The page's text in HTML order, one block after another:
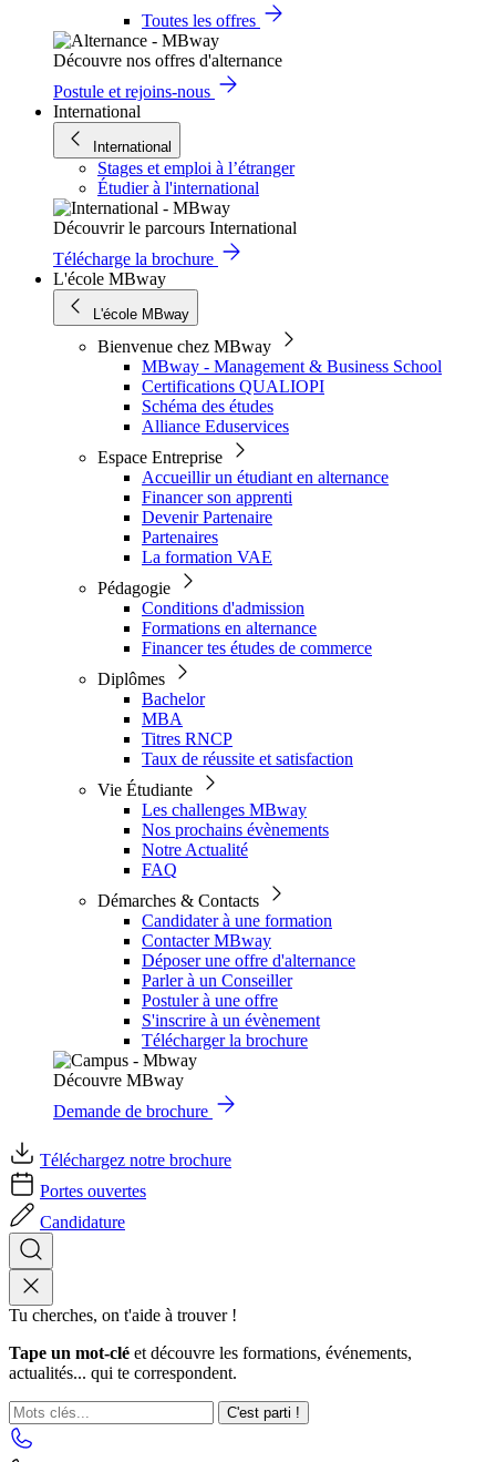
Toutes les offres
Découvre nos offres d'alternance
Postule et rejoins-nous
International
International
Stages et emploi à l’étranger
Étudier à l'international
Découvrir le parcours International
Télécharge la brochure
L'école MBway
L'école MBway
Bienvenue chez MBway
MBway - Management & Business School
Certifications QUALIOPI
Schéma des études
Alliance Eduservices
Espace Entreprise
Accueillir un étudiant en alternance
Financer son apprenti
Devenir Partenaire
Partenaires
La formation VAE
Pédagogie
Conditions d'admission
Formations en alternance
Financer tes études de commerce
Diplômes
Bachelor
MBA
Titres RNCP
Taux de réussite et satisfaction
Vie Étudiante
Les challenges MBway
Nos prochains évènements
Notre Actualité
FAQ
Démarches & Contacts
Candidater à une formation
Contacter MBway
Déposer une offre d'alternance
Parler à un Conseiller
Postuler à une offre
S'inscrire à un évènement
Télécharger la brochure
Découvre MBway
Demande de brochure
Téléchargez notre brochure
Portes ouvertes
Candidature
Tu cherches, on t'aide à trouver !
Tape un mot-clé et découvre les formations, événements,
actualités... qui te correspondent.
C'est parti !